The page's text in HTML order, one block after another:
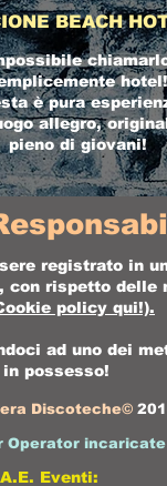
BEACH
hotel!
è pura
allegro,
pieno di giovani!
registrato in
rispetto delle
policy qui!).
ad uno dei
possesso!
Discoteche©
Operator
Eventi: